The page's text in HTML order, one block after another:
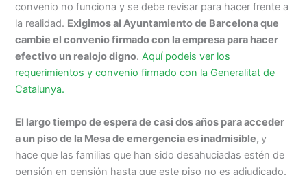
convenio no funciona y se debe revisar para hacer frente a
la realidad. Exigimos al Ayuntamiento de Barcelona que
cambie el convenio firmado con la empresa para hacer
efectivo un realojo digno. Aquí podeis ver los
requerimientos y convenio firmado con la Generalitat de
Catalunya.
El largo tiempo de espera de casi dos años para acceder
a un piso de la Mesa de emergencia es inadmisible,y
hace que las familias que han sido desahuciadas estén de
pensión en pensión hasta que este piso no es adjudicado.